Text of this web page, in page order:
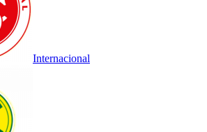
Internacional